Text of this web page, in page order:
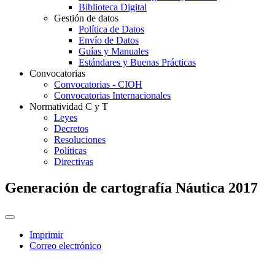
Biblioteca Digital
Gestión de datos
Política de Datos
Envío de Datos
Guías y Manuales
Estándares y Buenas Prácticas
Convocatorias
Convocatorias - CIOH
Convocatorias Internacionales
Normatividad C y T
Leyes
Decretos
Resoluciones
Políticas
Directivas
Generación de cartografía Náutica 2017
Imprimir
Correo electrónico